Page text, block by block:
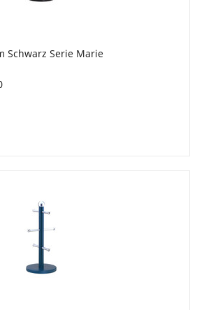
Schwarz Serie Marie